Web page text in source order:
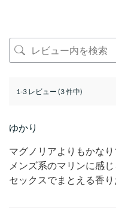
1-3 レビュー (3 件中)
ゆかり
マグノリアよりもかなり
メンズ系のマリンに感
セックスでまとえる香り